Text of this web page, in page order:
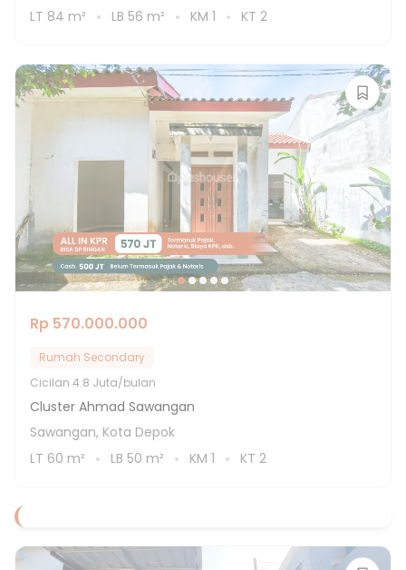
LT 84 m² LB 56 m² KM 1 KT 2
Rp 570.000.000
Rumah Secondary
Cicilan 4.8 Juta/bulan
Cluster Ahmad Sawangan
Sawangan, Kota Depok
LT 60 m² LB 50 m² KM 1 KT 2